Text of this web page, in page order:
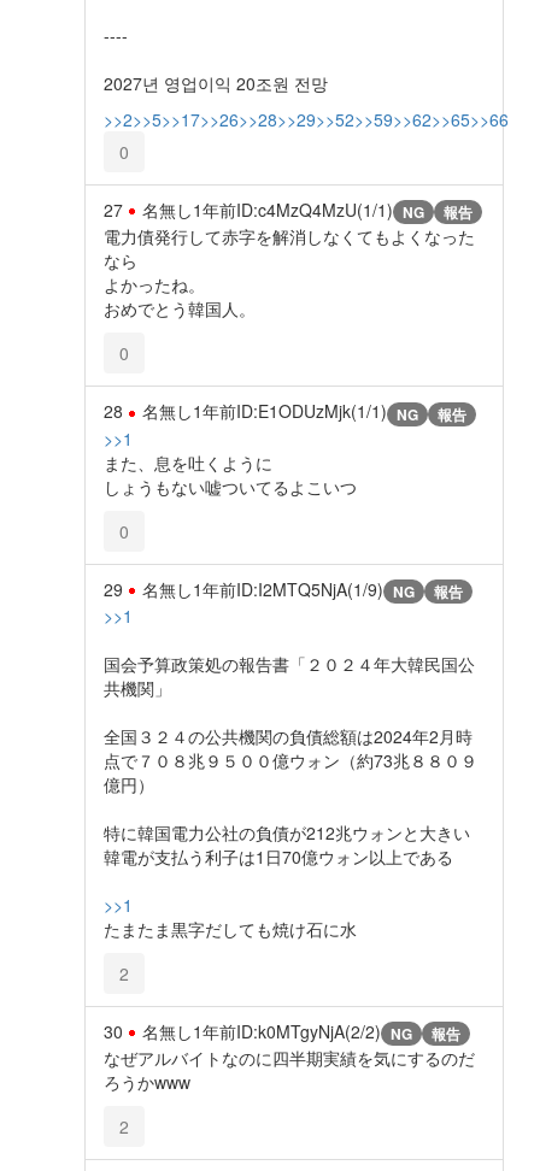
----
2027년 영업이익 20조원 전망
>>2>>5>>17>>26>>28>>29>>52>>59>>62>>65>>66
0
27 名無し1年前ID:c4MzQ4MzU(1/1) NG 報告
電力債発行して赤字を解消しなくてもよくなった
なら
よかったね。
おめでとう韓国人。
0
28 名無し1年前ID:E1ODUzMjk(1/1) NG 報告
>>1
また、息を吐くように
しょうもない嘘ついてるよこいつ
0
29 名無し1年前ID:I2MTQ5NjA(1/9) NG 報告
>>1
国会予算政策処の報告書「２０２４年大韓民国公
共機関」
全国３２４の公共機関の負債総額は2024年2月時
点で７０８兆９５００億ウォン（約73兆８８０９
億円）
特に韓国電力公社の負債が212兆ウォンと大きい
韓電が支払う利子は1日70億ウォン以上である
>>1
たまたま黒字だしても焼け石に水
2
30 名無し1年前ID:k0MTgyNjA(2/2) NG 報告
なぜアルバイトなのに四半期実績を気にするのだ
ろうかwww
2